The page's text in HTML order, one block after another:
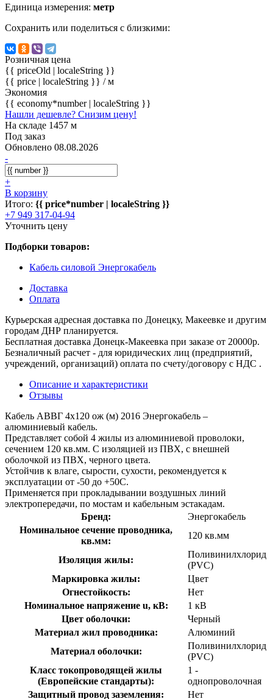
Единица измерения: метр
Сохранить или поделиться с близкими:
Розничная цена
{{ priceOld | localeString }}
{{ price | localeString }} / м
Экономия
{{ economy*number | localeString }}
Нашли дешевле? Снизим цену!
На складе 1457 м
Под заказ
Обновлено 08.08.2026
-
+
В корзину
Итого: {{ price*number | localeString }}
+7 949 317-04-94
Уточнить цену
Подборки товаров:
Кабель силовой Энергокабель
Доставка
Оплата
Курьерская адресная доставка по Донецку, Макеевке и другим
городам ДНР планируется.
Бесплатная доставка Донецк-Макеевка при заказе от 20000р.
Безналичный расчет - для юридических лиц (предприятий,
учреждений, организаций) оплата по счету/договору с НДС .
Описание и характеристики
Отзывы
Кабель АВВГ 4х120 ож (м) 2016 Энергокабель –
алюминиевый кабель.
Представляет собой 4 жилы из алюминиевой проволоки,
сечением 120 кв.мм. С изоляцией из ПВХ, с внешней
оболочкой из ПВХ, черного цвета.
Устойчив к влаге, сырости, сухости, рекомендуется к
эксплуатации от -50 до +50С.
Применяется при прокладывании воздушных линий
электропередачи, по мостам и кабельным эстакадам.
Бренд:
Энергокабель
Номинальное сечение проводника,
кв.мм:
120 кв.мм
Изоляция жилы:
Поливинилхлорид
(PVC)
Маркировка жилы:
Цвет
Огнестойкость:
Нет
Номинальное напряжение u, кВ:
1 кВ
Цвет оболочки:
Черный
Материал жил проводника:
Алюминий
Материал оболочки:
Поливинилхлорид
(PVC)
Класс токопроводящей жилы
(Европейские стандарты):
1 -
однопроволочная
Защитный провод заземления:
Нет